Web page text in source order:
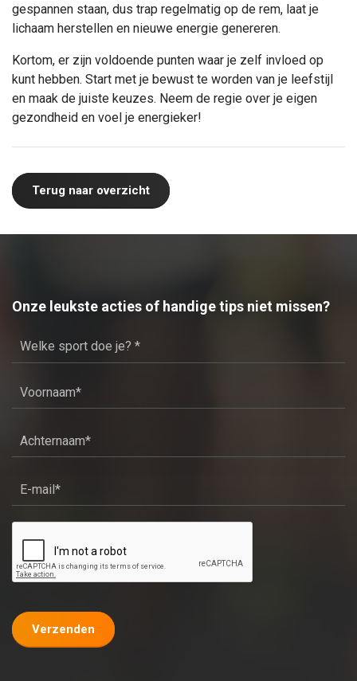
gespannen staan, dus trap regelmatig op de rem, laat je
lichaam herstellen en nieuwe energie genereren.
Kortom, er zijn voldoende punten waar je zelf invloed op
kunt hebben. Start met je bewust te worden van je leefstijl
en maak de juiste keuzes. Neem de regie over je eigen
gezondheid en voel je energieker!
Terug naar overzicht
Onze leukste acties of handige tips niet missen?
Verzenden